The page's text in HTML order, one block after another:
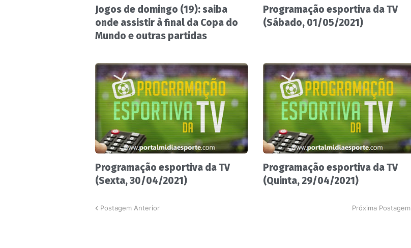
Jogos de domingo (19): saiba
onde assistir à final da Copa do
Mundo e outras partidas
Programação esportiva da TV
(Sábado, 01/05/2021)
Programação esportiva da TV
(Sexta, 30/04/2021)
Programação esportiva da TV
(Quinta, 29/04/2021)
Postagem Anterior Próxima Postagem